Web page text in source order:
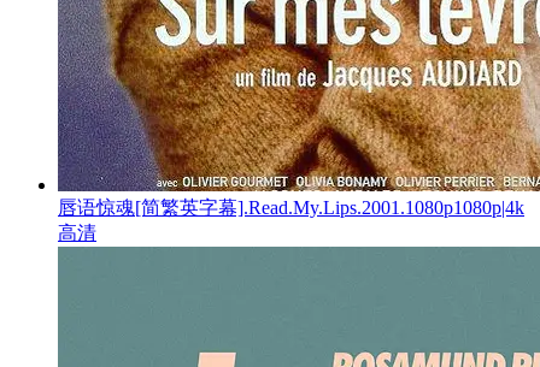
唇语惊魂[简繁英字幕].Read.My.Lips.2001.1080p1080p|4k
高清